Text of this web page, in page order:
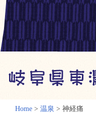
Home > 温泉 > 神経痛